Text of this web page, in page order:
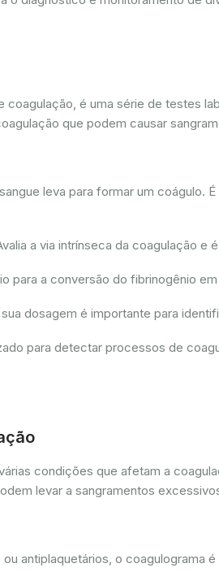
é uma série de testes
que podem causar
leva para formar um coágulo.
a via intrínseca da coagulação e
para a conversão do fibrinogênio
dosagem é importante para
para detectar processos de
condições que afetam a
levar a sangramentos
antiplaquetários, o coagulograma